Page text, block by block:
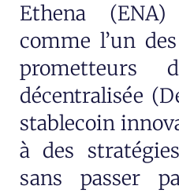
Ethena
comme l’un
prometteurs
décentralisée
stablecoin
à des
sans passer